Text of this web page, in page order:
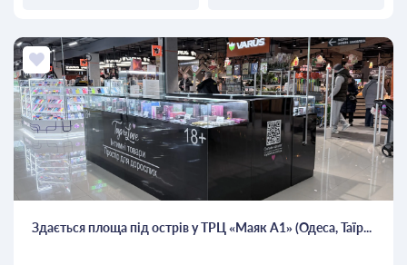
Здається площа під острів у ТРЦ «Маяк А1» (Одеса, Таїр...